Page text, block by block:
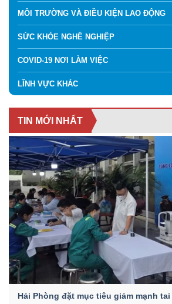
MÔI TRƯỜNG VÀ ĐIỀU KIỆN LAO ĐỘNG
SỨC KHỎE NGHỀ NGHIỆP
COVID-19 NƠI LÀM VIỆC
LĨNH VỰC KHÁC
TIN MỚI NHẤT
Hải Phòng đặt mục tiêu giảm mạnh